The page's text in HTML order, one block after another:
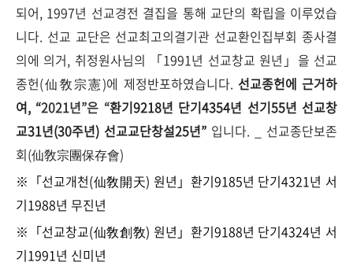
되어, 1997년 선교경전 결집을 통해 교단의 확립을 이루었습
니다. 선교 교단은 선교최고의결기관 선교환인집부회 종사결
의에 의거, 취정원사님의 「1991년 선교창교 원년」을 선교
종헌(仙敎宗憲)에 제정반포하였습니다. 선교종헌에 근거하
여, “2021년”은 “환기9218년 단기4354년 선기55년 선교창
교31년(30주년) 선교교단창설25년” 입니다. _ 선교종단보존
회(仙敎宗團保存會)
※「선교개천(仙敎開天) 원년」환기9185년 단기4321년 서
기1988년 무진년
※「선교창교(仙敎創敎) 원년」환기9188년 단기4324년 서
기1991년 신미년